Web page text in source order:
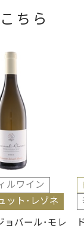
ちら
ルワイン
ット･レゾネ
ョバール･モレ